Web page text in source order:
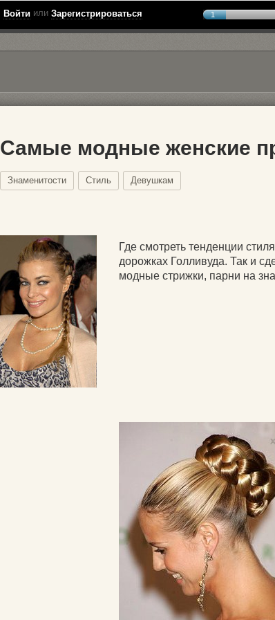
Войти или Зарегистрироваться 1
1
Самые модные женские
Знаменитости Стиль Девушкам
Где смотреть тенденции
дорожках Голливуда. Так и
модные стрижки, парни на